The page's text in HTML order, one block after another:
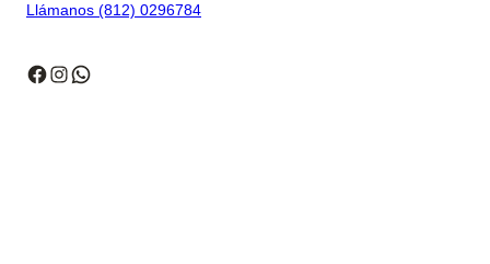
Llámanos (812) 0296784
Facebook
Instagram
WhatsApp